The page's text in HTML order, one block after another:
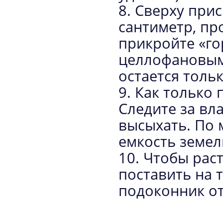
8. Сверху
сантиметр,
прикройте
остается
9. Как только
Следите за
высыхать. По
емкость
10. Чтобы
поставить на
подоконник